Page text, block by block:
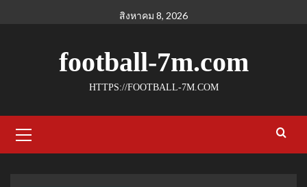
สิงหาคม 8, 2026
football-7m.com
HTTPS://FOOTBALL-7M.COM
Menu